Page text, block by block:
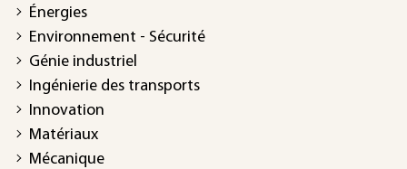
Énergies
Environnement - Sécurité
Génie industriel
Ingénierie des transports
Innovation
Matériaux
Mécanique